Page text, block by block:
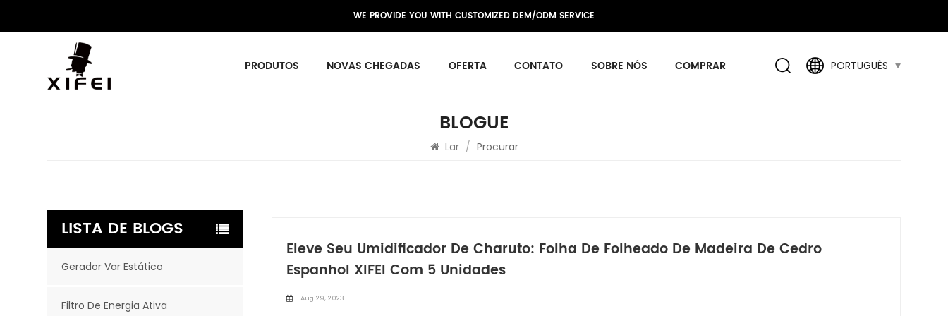
WE PROVIDE YOU WITH CUSTOMIZED DEM/ODM SERVICE
PRODUTOS NOVAS CHEGADAS OFERTA CONTATO SOBRE NÓS COMPRAR PORTUGUÊS
BLOGUE
Lar / Procurar
Eleve Seu Umidificador De Charuto: Folha De Folheado De Madeira De Cedro
Espanhol XIFEI Com 5 Unidades
Aug 29, 2023
LISTA DE BLOGS
Gerador Var Estático
Filtro De Energia Ativa